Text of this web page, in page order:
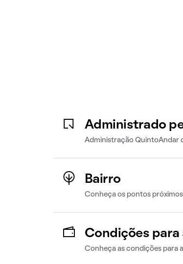
Administrado
Administração QuintoAndar
Bairro
Conheça os pontos
Condições para
Conheça as condições para